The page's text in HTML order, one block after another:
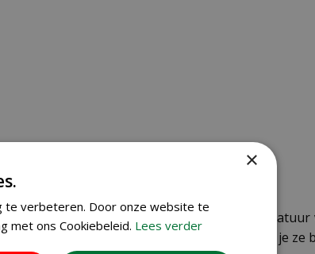
of in een kas zaaien bij een temperatuur
genoeg zijn en het weer het toelaat, kun je ze
×
te verbeteren. Door onze website te
met ons Cookiebeleid. Lees verder